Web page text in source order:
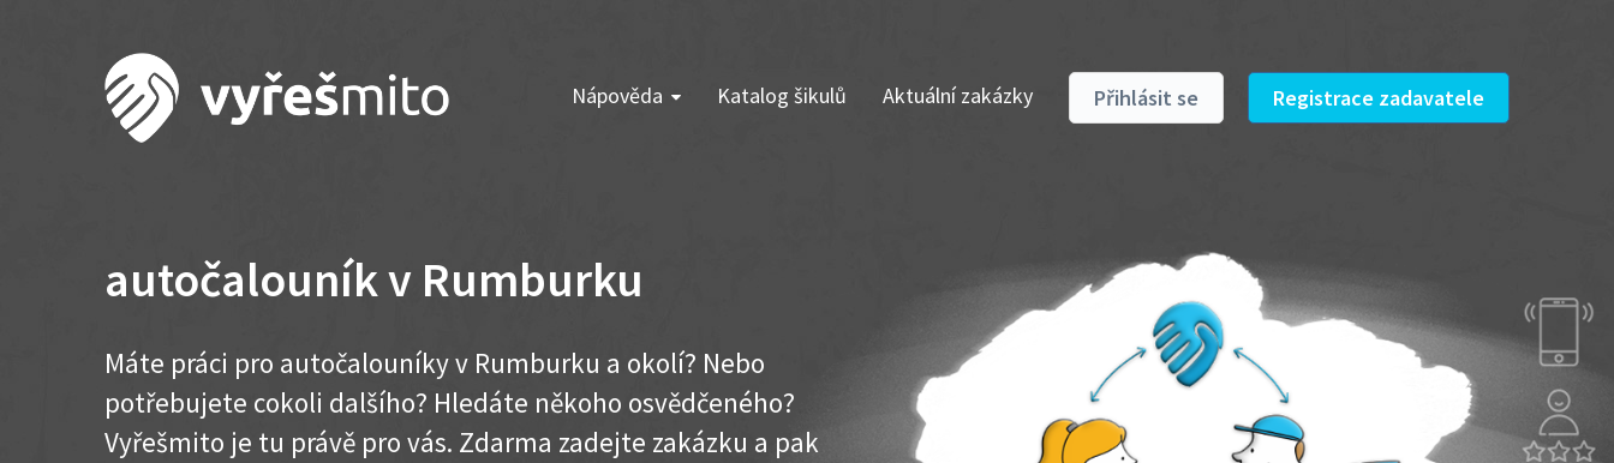
Nápověda Katalog šikulů Aktuální zakázky Přihlásit se Registrace zadavatele
autočalouník v Rumburku
Máte práci pro autočalouníky v Rumburku a okolí? Nebo
potřebujete cokoli dalšího? Hledáte někoho osvědčeného?
Vyřešmito je tu právě pro vás. Zdarma zadejte zakázku a pak